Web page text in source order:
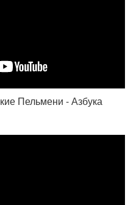
Пельмени - Азбука